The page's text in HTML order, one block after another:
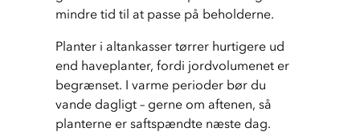
mindre tid til at passe på beholderne.
Planter i altankasser tørrer hurtigere ud
end haveplanter, fordi jordvolumenet er
begrænset. I varme perioder bør du
vande dagligt – gerne om aftenen, så
planterne er saftspændte næste dag.